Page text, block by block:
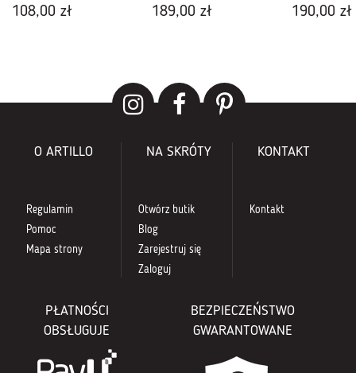
108,00 zł 189,00 zł 190,00 zł
O ARTILLO
Regulamin
Pomoc
Mapa strony
NA SKRÓTY
Otwórz butik
Blog
Zarejestruj się
Zaloguj
KONTAKT
Kontakt
PŁATNOŚCI
OBSŁUGUJE
BEZPIECZEŃSTWO
GWARANTOWANE